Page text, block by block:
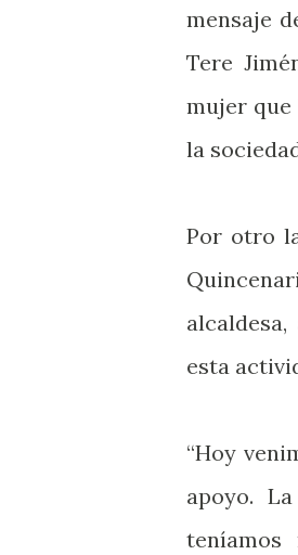
mensaje
Tere
mujer que
la
Por otro
esta
“Hoy
apoyo.